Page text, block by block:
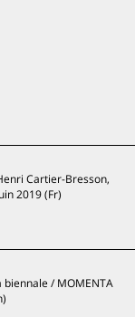
Cartier-Bresson,
2019 (Fr)
/ MOMENTA